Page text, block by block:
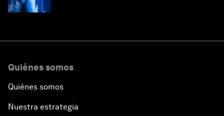
Quiénes somos
Quiénes somos
Nuestra estrategia